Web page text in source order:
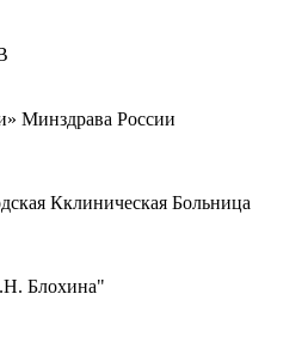
Минздрава России
Кклиническая Больница
Блохина"